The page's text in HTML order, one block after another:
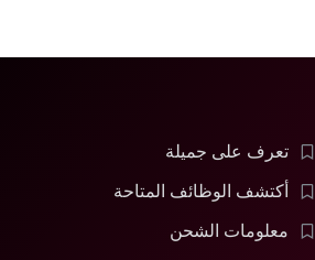
XL
تعرف على جميلة
أكتشف الوظائف المتاحة
معلومات الشحن